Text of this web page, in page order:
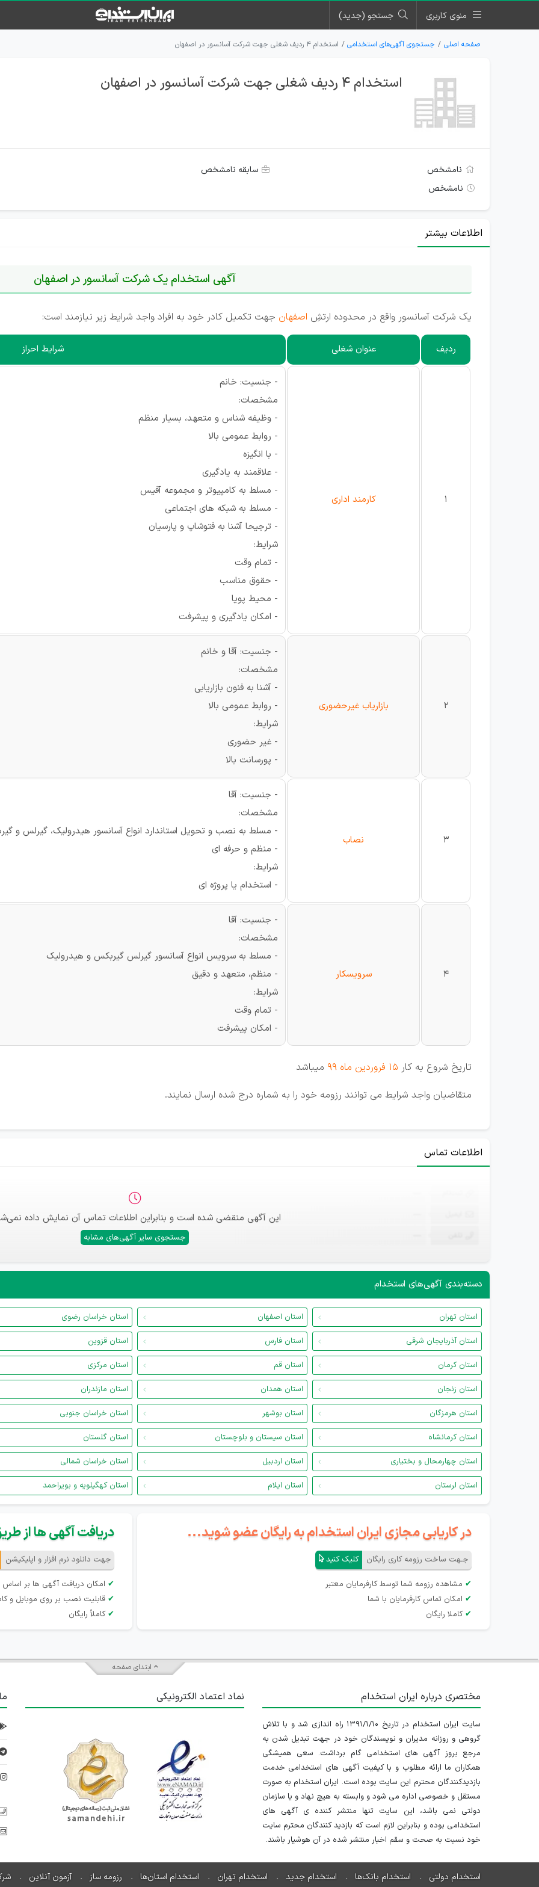
منوی کاربری جستجو (جدید)
صفحه اصلی جستجوی آگهی‌های استخدامی استخدام ۴ ردیف شغلی جهت شرکت آسانسور در اصفهان
استخدام ۴ ردیف شغلی جهت شرکت آسانسور در اصفهان
نامشخص
سابقه نامشخص
نامشخص
اطلاعات بیشتر
آگهی استخدام یک شرکت آسانسور در اصفهان
یک شرکت آسانسور واقع در محدوده ارتشِ اصفهان جهت تکمیل کادر خود به افراد واجد شرایط زیر نیازمند است:
ردیف عنوان شغلی شرایط احراز
1 کارمند اداری
- جنسیت: خانم
مشخصات:
- وظیفه شناس و متعهد، بسیار منظم
- روابط عمومی بالا
- با انگیزه
- علاقمند به یادگیری
- مسلط به کامپیوتر و مجموعه آفیس
- مسلط به شبکه های اجتماعی
- ترجیحا آشنا به فتوشاپ و پارسیان
شرایط:
- تمام وقت
- حقوق مناسب
- محیط پویا
- امکان یادگیری و پیشرفت
2 بازاریاب غیرحضوری
- جنسیت: آقا و خانم
مشخصات:
- آشنا به فنون بازاریابی
- روابط عمومی بالا
شرایط:
- غیر حضوری
- پورسانت بالا
3 نصاب
- جنسیت: آقا
مشخصات:
- مسلط به نصب و تحویل استاندارد انواع آسانسور هیدرولیک، گیرلس و
- منظم و حرفه ای
شرایط:
- استخدام یا پروژه ای
4 سرویسکار
- جنسیت: آقا
مشخصات:
- مسلط به سرویس انواع آسانسور گیرلس گیربکس و هیدرولیک
- منظم، متعهد و دقیق
شرایط:
- تمام وقت
- امکان پیشرفت
تاریخ شروع به کار
میباشد
متقاضیان واجد شرایط می توانند رزومه خود را به شماره درج شده ارسال نمایند.
اطلاعات تماس
این آگهی منقضی شده است و بنابراین اطلاعات تماس آن نمایش داده
جستجوی سایر آگهی‌های مشابه
دسته‌بندی آگهی‌های استخدام
استان تهران استان اصفهان
استان خراسان رضوی
استان آذربایجان شرقی
استان فارس
استان قزوین
استان کرمان
استان قم
استان مرکزی
استان زنجان
استان همدان
استان مازندران
استان هرمزگان
استان بوشهر
استان خراسان جنوبی
استان کرمانشاه
استان سیستان و بلوچستان
استان گلستان
استان چهارمحال و بختیاری
استان اردبیل
استان خراسان شمالی
استان لرستان
استان ایلام استان کهگیلویه و بویراحمد
در کاریابی مجازی ایران استخدام به رایگان عضو شوید...
جـهت ساخت رزومه کاری رایگان کلیک کنید
✔ مشاهده رزومه شما توسط کارفرمایان معتبر
✔ امکان تماس کارفرمایان با شما
✔ کاملا رایگان
دریافت آگهی ها از
جهت دانلود نرم افزار و اپلیکیشن
✔ امکان دریافت آگهی ها بر
✔ قابلیت نصب بر روی موبایل و
✔ کاملاً رایگان
ابتدای صفحه
مختصری درباره ایران استخدام
سایت ایران استخدام در تاریخ ۱۳۹۱/۱/۱۰ راه اندازی شد و با تلاش
گروهی و روزانه مدیران و نویسندگان خود در جهت تبدیل شدن به
مرجع بروز آگهی های استخدامی گام برداشت. سعی همیشگی
همکاران ما ارائه مطلوب و با کیفیت آگهی های استخدامی خدمت
بازدیدکنندگان محترم این سایت بوده است. ایران استخدام به صورت
مستقل و خصوصی اداره می شود و وابسته به هیچ نهاد و یا سازمان
دولتی نمی باشد، این سایت تنها منتشر کننده ی آگهی های
استخدامی بوده و بنابراین لازم است که بازدید کنندگان محترم سایت
خود نسبت به صحت و سقم اخبار منتشر شده در آن هوشیار باشند.
نماد اعتماد الکترونیکی
استخدام دولتی استخدام بانک‌ها استخدام جدید استخدام تهران استخدام استان‌ها رزومه ساز آزمون آنلاین